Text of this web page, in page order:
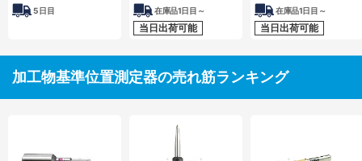
5日目 在庫品1日目～
当日出荷可能
在庫品1日目～
当日出荷可能
加工物基準位置測定器の売れ筋ランキング